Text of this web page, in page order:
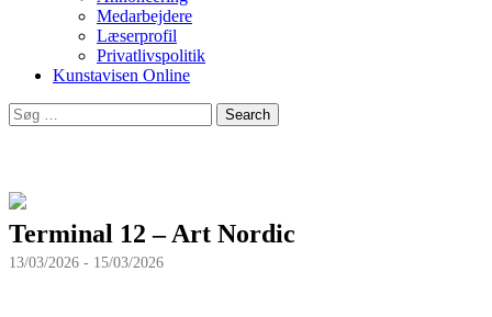
Medarbejdere
Læserprofil
Privatlivspolitik
Kunstavisen Online
Search
for:
Terminal 12 – Art Nordic
13/03/2026 - 15/03/2026